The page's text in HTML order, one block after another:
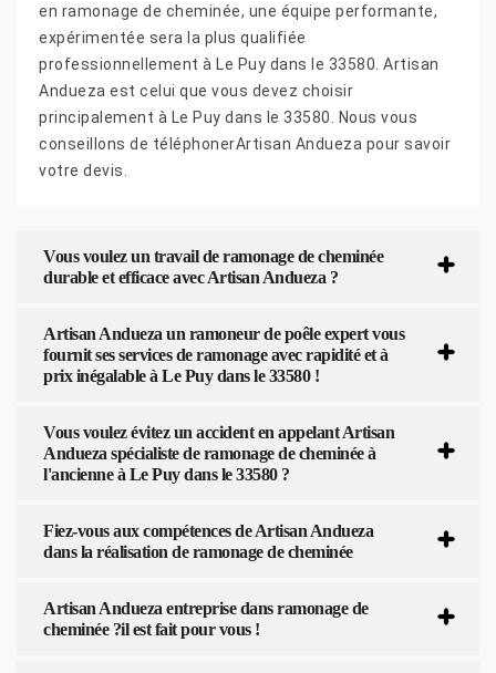
en ramonage de cheminée, une équipe performante,
expérimentée sera la plus qualifiée
professionnellement à Le Puy dans le 33580. Artisan
Andueza est celui que vous devez choisir
principalement à Le Puy dans le 33580. Nous vous
conseillons de téléphonerArtisan Andueza pour savoir
votre devis.
Vous voulez un travail de ramonage de cheminée
durable et efficace avec Artisan Andueza ?
Artisan Andueza un ramoneur de poêle expert vous
fournit ses services de ramonage avec rapidité et à
prix inégalable à Le Puy dans le 33580 !
Vous voulez évitez un accident en appelant Artisan
Andueza spécialiste de ramonage de cheminée à
l'ancienne à Le Puy dans le 33580 ?
Fiez-vous aux compétences de Artisan Andueza
dans la réalisation de ramonage de cheminée
Artisan Andueza entreprise dans ramonage de
cheminée ?il est fait pour vous !